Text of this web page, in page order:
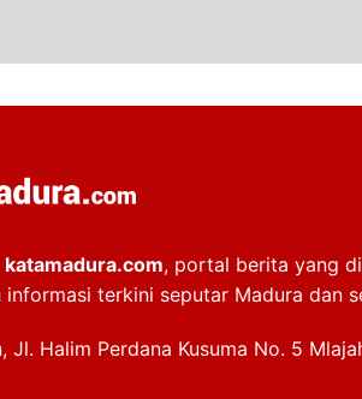
katamadura.com, portal berita yang
informasi terkini seputar Madura dan
Jl. Halim Perdana Kusuma No. 5